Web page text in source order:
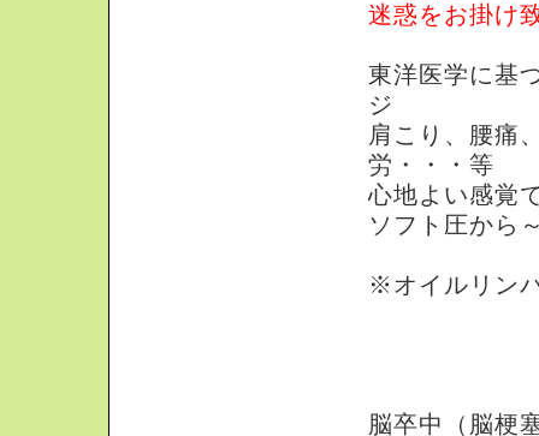
迷惑をお掛け
東洋医学に基
ジ
肩こり、腰痛
労・・・等
心地よい感覚
ソフト圧から
※オイルリン
脳卒中（脳梗